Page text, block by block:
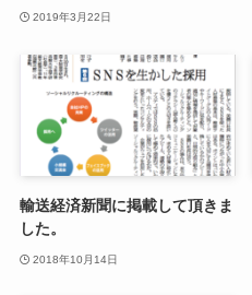
2019年3月22日
輸送経済新聞に掲載して頂きま
した。
2018年10月14日